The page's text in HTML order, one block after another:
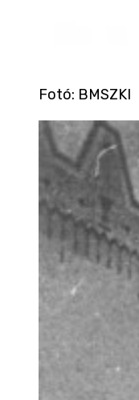
Fotó: BMSZKI